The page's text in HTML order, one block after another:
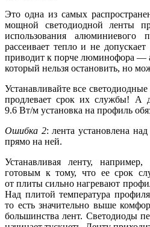
Это одна из самых
мощной светодиодной ленты
использования алюминиевого
рассеивает тепло и не
приводит к порче люминофора —
который нельзя остановить, но
Устанавливайте все
продлевает срок их службы! А
9.6 Вт/м установка на профиль
Ошибка 2: лента установлена
прямо на ней.
Устанавливая ленту,
готовым к тому, что ее срок
от плиты сильно нагревают
Над плитой температура
то есть значительно выше
большинства лент. Светодиоды